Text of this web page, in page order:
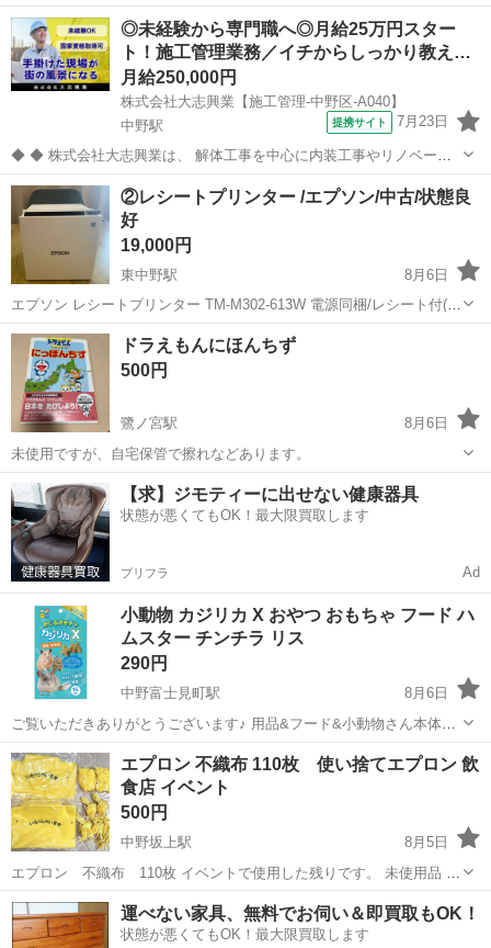
居ると良いですよね🐟
東京 中野区 その他
◎未経験から専門職へ◎月給25万円スター
ト！施工管理業務／イチからしっかり教え…
月給250,000円
株式会社大志興業【施工管理-中野区-A040】
中野駅
提携サイト 7月23日
◆ ◆ 株式会社大志興業は、 解体工事を中心に内装工事やリノベーシ
ョン工事まで幅広く手掛ける総合建設企業です。 住宅・店舗・ビルな
ど多様な現場に対応し、解体から施工、廃棄物処理まで一貫して行っ
ています。 20代～40代の...
東京 中野区 その他
②レシートプリンター /エプソン/中古/状態良
好
19,000円
東中野駅
8月6日
エプソン レシートプリンター TM-M302-613W 電源同梱/レシート付(未
使用と使用途中のものが1つずつ) スタンダードモデル/80mm・58mm/
東京 中野区 東中野駅
ドラえもんにほんちず
500円
鷺ノ宮駅
8月6日
未使用ですが、自宅保管で擦れなどあります。
東京 中野区 鷺ノ宮駅
【求】ジモティーに出せない健康器具
状態が悪くてもOK！最大限買取します
プリフラ Ad
小動物 カジリカ X おやつ おもちゃ フード ハ
ムスター チンチラ リス
290円
中野富士見町駅
8月6日
ご覧いただきありがとうございます♪ 用品&フード&小動物さん本体を
ご案内してる東京都渋谷区の小動物ショップあにパラです♪ ✶ご紹介✶
かじるおもちゃカジリカX♪ ・おすすめポイント♪ 大人気のカジリカシ
リーズ♪...
東京 中野区 中野富士見町駅 その他 小動物
エプロン 不織布 110枚 使い捨てエプロン 飲
食店 イベント
500円
中野坂上駅
8月5日
エプロン 不織布 110枚 イベントで使用した残りです。 未使用品 自
宅保管品 裏側にシールが貼ってあります(画像3枚目) 見えない場所で
すが、気になる方は剥がしてお使いください。 布ヒモの数が一部不足
している為、同...
東京 中野区 中野坂上駅 その他
運べない家具、無料でお伺い＆即買取もOK！
状態が悪くてもOK！最大限買取します